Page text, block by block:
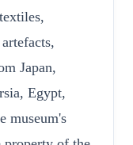
Japan,
Egypt,
museum's